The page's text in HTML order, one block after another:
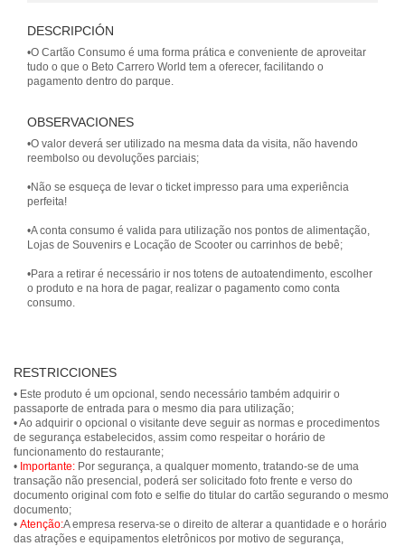
DESCRIPCIÓN
•O Cartão Consumo é uma forma prática e conveniente de aproveitar
tudo o que o Beto Carrero World tem a oferecer, facilitando o
OBSERVACIONES
•O valor deverá ser utilizado na mesma data da visita, não havendo
reembolso ou devoluções parciais;
•Não se esqueça de levar o ticket impresso para uma experiência
perfeita!
•A conta consumo é valida para utilização nos pontos de alimentação,
Lojas de Souvenirs e Locação de Scooter ou carrinhos de bebê;
•Para a retirar é necessário ir nos totens de autoatendimento, escolher
o produto e na hora de pagar, realizar o pagamento como conta
consumo.
RESTRICCIONES
• Este produto é um opcional, sendo necessário também adquirir o
passaporte de entrada para o mesmo dia para utilização;
• Ao adquirir o opcional o visitante deve seguir as normas e procedimentos
de segurança estabelecidos, assim como respeitar o horário de
funcionamento do restaurante;
• Importante: Por segurança, a qualquer momento, tratando-se de uma
transação não presencial, poderá ser solicitado foto frente e verso do
documento original com foto e selfie do titular do cartão segurando o mesmo
documento;
• Atenção:A empresa reserva-se o direito de alterar a quantidade e o horário
das atrações e equipamentos eletrônicos por motivo de segurança,